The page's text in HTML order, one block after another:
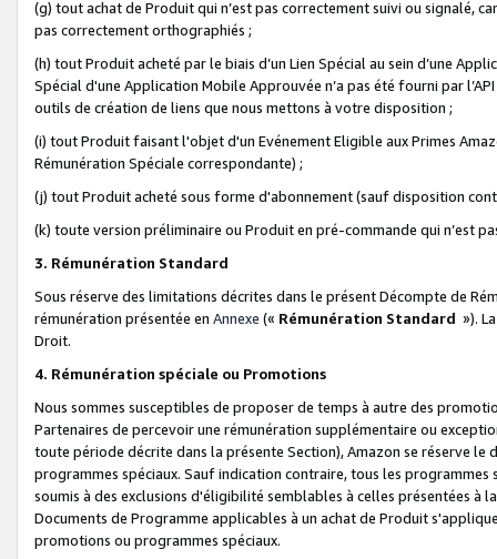
(g) tout achat de Produit qui n’est pas correctement suivi ou signalé,
pas correctement orthographiés ;
(h) tout Produit acheté par le biais d’un Lien Spécial au sein d’une
Spécial d'une Application Mobile Approuvée n’a pas été fourni par
outils de création de liens que nous mettons à votre disposition ;
(i) tout Produit faisant l'objet d'un Evénement Eligible aux Primes
Rémunération Spéciale correspondante) ;
(j) tout Produit acheté sous forme d'abonnement (sauf disposition
(k) toute version préliminaire ou Produit en pré-commande qui n’est
3. Rémunération Standard
Sous réserve des limitations décrites dans le présent Décompte de
rémunération présentée en Annexe (« Rémunération Standard »).
Droit.
4. Rémunération spéciale ou Promotions
Nous sommes susceptibles de proposer de temps à autre des
Partenaires de percevoir une rémunération supplémentaire ou
toute période décrite dans la présente Section), Amazon se réserve
programmes spéciaux. Sauf indication contraire, tous les
soumis à des exclusions d'éligibilité semblables à celles présentées à
Documents de Programme applicables à un achat de Produit
promotions ou programmes spéciaux.